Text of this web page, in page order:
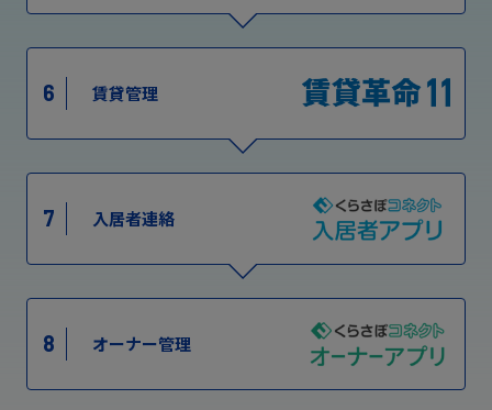
6 賃貸管理
7 入居者連絡
8 オーナー管理